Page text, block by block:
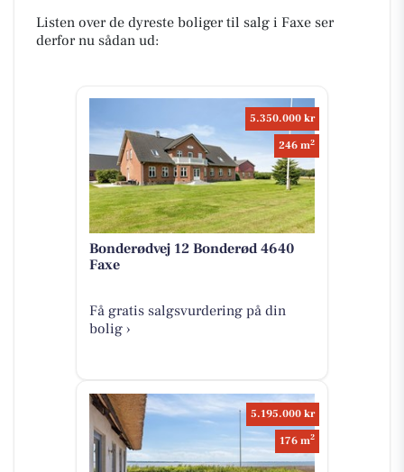
Listen over de dyreste boliger til salg i Faxe ser
derfor nu sådan ud:
5.350.000 kr
246 m2
Bonderødvej 12 Bonderød 4640
Faxe
Få gratis salgsvurdering på din
bolig ›
5.195.000 kr
176 m2